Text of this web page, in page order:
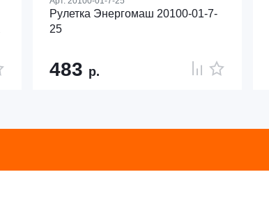
Рулетка Энергомаш 20100-01-7-
25
483 р.